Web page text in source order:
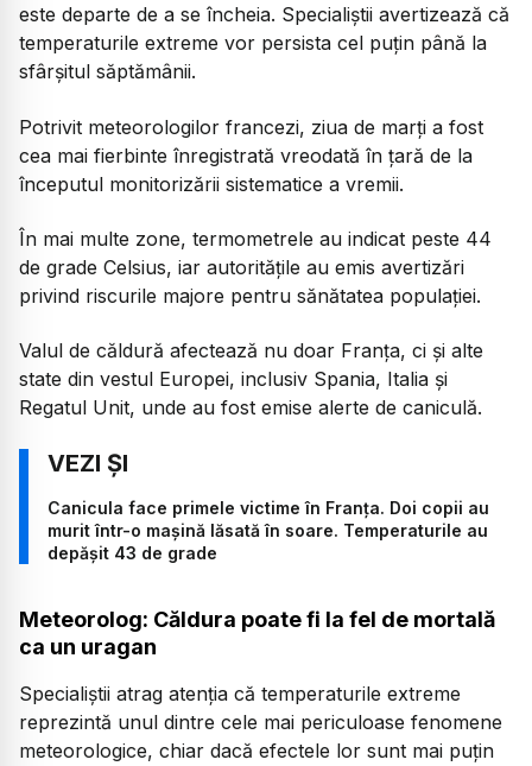
este departe de a se încheia. Specialiștii avertizează că
temperaturile extreme vor persista cel puțin până la
sfârșitul săptămânii.
Potrivit meteorologilor francezi, ziua de marți a fost
cea mai fierbinte înregistrată vreodată în țară de la
începutul monitorizării sistematice a vremii.
În mai multe zone, termometrele au indicat peste 44
de grade Celsius, iar autoritățile au emis avertizări
privind riscurile majore pentru sănătatea populației.
Valul de căldură afectează nu doar Franța, ci și alte
state din vestul Europei, inclusiv Spania, Italia și
Regatul Unit, unde au fost emise alerte de caniculă.
Canicula face primele victime în Franța. Doi copii au
murit într-o mașină lăsată în soare. Temperaturile au
depășit 43 de grade
Meteorolog: Căldura poate fi la fel de mortală
ca un uragan
Specialiștii atrag atenția că temperaturile extreme
reprezintă unul dintre cele mai periculoase fenomene
meteorologice, chiar dacă efectele lor sunt mai puțin